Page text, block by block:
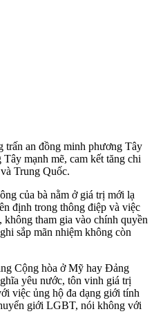
trấn an đồng minh phương Tây
mạnh mẽ, cam kết tăng chi
Trung Quốc.
của bà nằm ở giá trị mới lạ
định trong thông điệp và việc
tham gia vào chính quyền
sắp mãn nhiệm không còn
Cộng hòa ở Mỹ hay Đảng
yêu nước, tôn vinh giá trị
việc ủng hộ đa dạng giới tính
giới LGBT, nói không với